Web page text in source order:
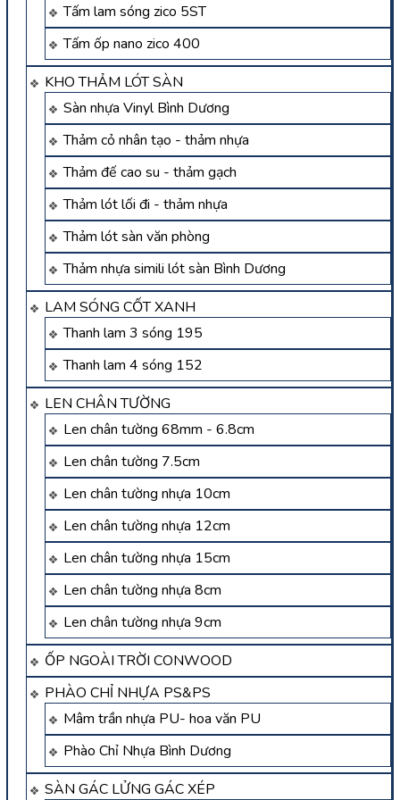
Tấm lam sóng zico 5ST
Tấm ốp nano zico 400
KHO THẢM LÓT SÀN
Sàn nhựa Vinyl Bình Dương
Thảm cỏ nhân tạo - thảm nhựa
Thảm đế cao su - thảm gạch
Thảm lót lối đi - thảm nhựa
Thảm lót sàn văn phòng
Thảm nhựa simili lót sàn Bình Dương
LAM SÓNG CỐT XANH
Thanh lam 3 sóng 195
Thanh lam 4 sóng 152
LEN CHÂN TƯỜNG
Len chân tường 68mm - 6.8cm
Len chân tường 7.5cm
Len chân tường nhựa 10cm
Len chân tường nhựa 12cm
Len chân tường nhựa 15cm
Len chân tường nhựa 8cm
Len chân tường nhựa 9cm
ỐP NGOÀI TRỜI CONWOOD
PHÀO CHỈ NHỰA PS&PS
Mâm trần nhựa PU- hoa văn PU
Phào Chỉ Nhựa Bình Dương
SÀN GÁC LỬNG GÁC XÉP